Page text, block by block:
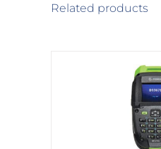
Related products